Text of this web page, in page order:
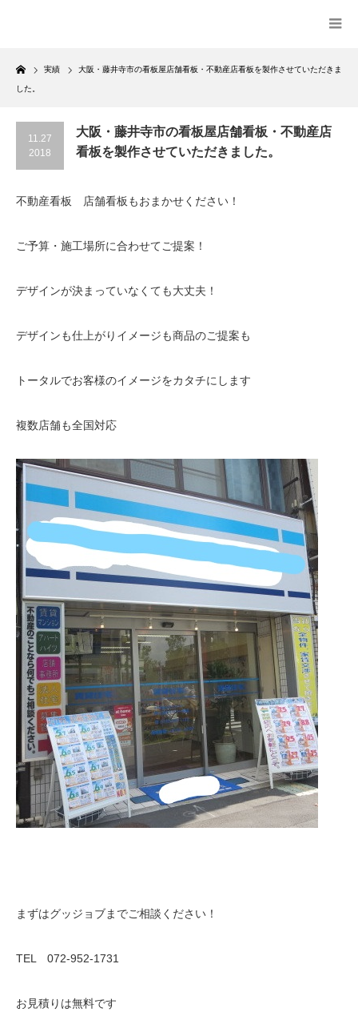
Home
実績 大阪・藤井寺市の看板屋店舗看板・不動産店看板を製作させていただきま
した。
11.27
2018
大阪・藤井寺市の看板屋店舗看板・不動産店
看板を製作させていただきました。
不動産看板 店舗看板もおまかせください！
ご予算・施工場所に合わせてご提案！
デザインが決まっていなくても大丈夫！
デザインも仕上がりイメージも商品のご提案も
トータルでお客様のイメージをカタチにします
複数店舗も全国対応
まずはグッジョブまでご相談ください！
TEL 072-952-1731
お見積りは無料です